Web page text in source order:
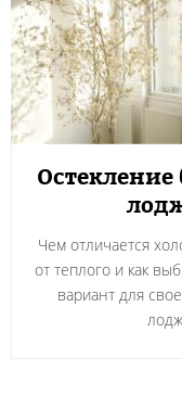
Чем отличается
от теплого и как
вариант для